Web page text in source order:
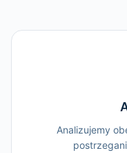
Analizujemy